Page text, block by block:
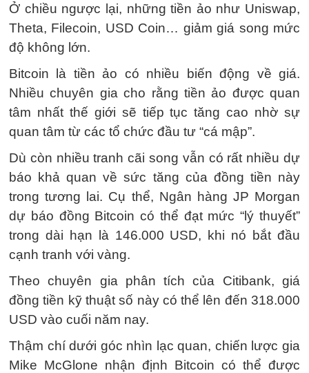
Ở chiều ngược lại, những tiền ảo như Uniswap,
Theta, Filecoin, USD Coin… giảm giá song mức
độ không lớn.
Bitcoin là tiền ảo có nhiều biến động về giá.
Nhiều chuyên gia cho rằng tiền ảo được quan
tâm nhất thế giới sẽ tiếp tục tăng cao nhờ sự
quan tâm từ các tổ chức đầu tư “cá mập”.
Dù còn nhiều tranh cãi song vẫn có rất nhiều dự
báo khả quan về sức tăng của đồng tiền này
trong tương lai. Cụ thể, Ngân hàng JP Morgan
dự báo đồng Bitcoin có thể đạt mức “lý thuyết”
trong dài hạn là 146.000 USD, khi nó bắt đầu
cạnh tranh với vàng.
Theo chuyên gia phân tích của Citibank, giá
đồng tiền kỹ thuật số này có thể lên đến 318.000
USD vào cuối năm nay.
Thậm chí dưới góc nhìn lạc quan, chiến lược gia
Mike McGlone nhận định Bitcoin có thể được